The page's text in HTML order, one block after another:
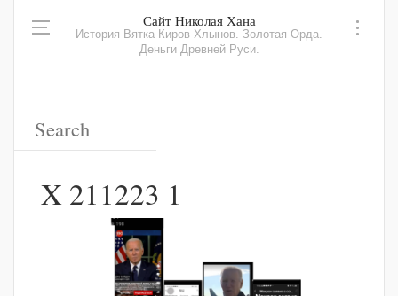
Сайт Николая Хана
История Вятка Киров Хлынов. Золотая Орда.
Деньги Древней Руси.
X 211223 1